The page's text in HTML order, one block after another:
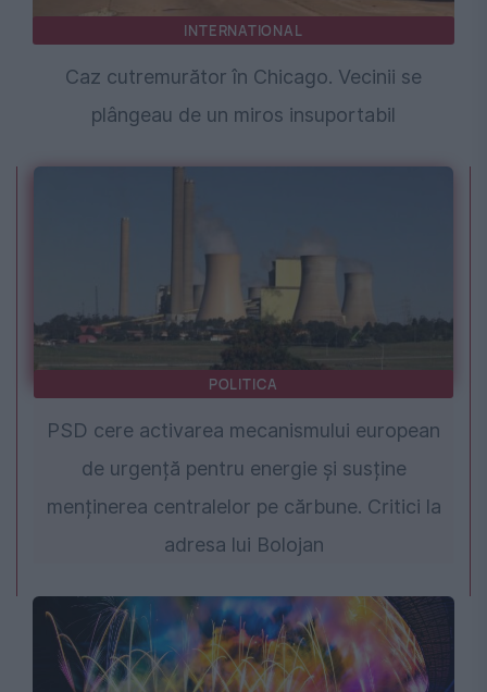
INTERNATIONAL
Caz cutremurător în Chicago. Vecinii se
plângeau de un miros insuportabil
POLITICA
PSD cere activarea mecanismului european
de urgență pentru energie și susține
menținerea centralelor pe cărbune. Critici la
adresa lui Bolojan